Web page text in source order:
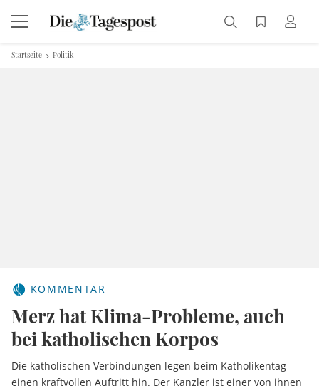
Startseite Politik
KOMMENTAR
Merz hat Klima-Probleme, auch
bei katholischen Korpos
Die katholischen Verbindungen legen beim Katholikentag
einen kraftvollen Auftritt hin. Der Kanzler ist einer von ihnen